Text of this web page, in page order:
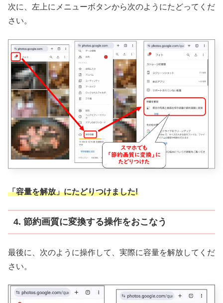
次に、左上にメニューボタンから次のようにたどってくだ
さい。
「容量を解放」にたどりつけました!
4. 節約画質に変換する操作をおこなう
最後に、次のように操作して、実際に容量を解放してくだ
さい。